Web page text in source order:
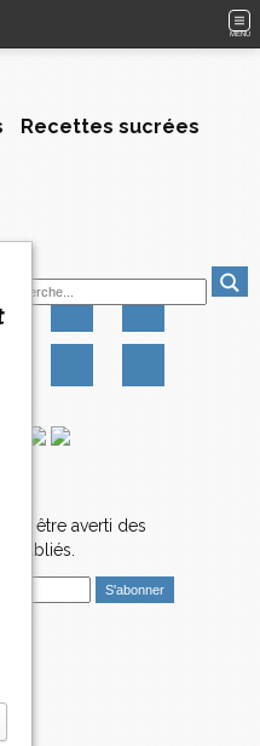
MENU
Recettes sucrées
être averti des
publiés.